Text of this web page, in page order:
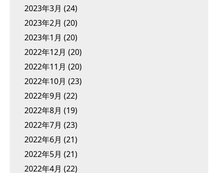
2023年3月 (24)
2023年2月 (20)
2023年1月 (20)
2022年12月 (20)
2022年11月 (20)
2022年10月 (23)
2022年9月 (22)
2022年8月 (19)
2022年7月 (23)
2022年6月 (21)
2022年5月 (21)
2022年4月 (22)